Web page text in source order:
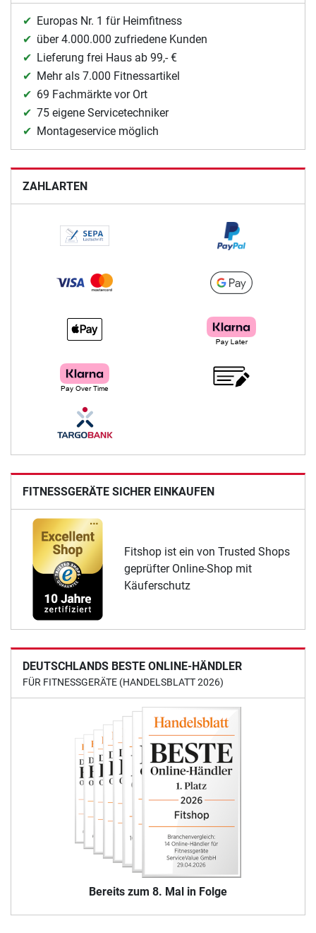
Europas Nr. 1 für Heimfitness
über 4.000.000 zufriedene Kunden
Lieferung frei Haus ab 99,- €
Mehr als 7.000 Fitnessartikel
69 Fachmärkte vor Ort
75 eigene Servicetechniker
Montageservice möglich
ZAHLARTEN
FITNESSGERÄTE SICHER EINKAUFEN
Fitshop ist ein von Trusted Shops
geprüfter Online-Shop mit
Käuferschutz
DEUTSCHLANDS BESTE ONLINE-HÄNDLER
FÜR FITNESSGERÄTE (HANDELSBLATT 2026)
Bereits zum 8. Mal in Folge